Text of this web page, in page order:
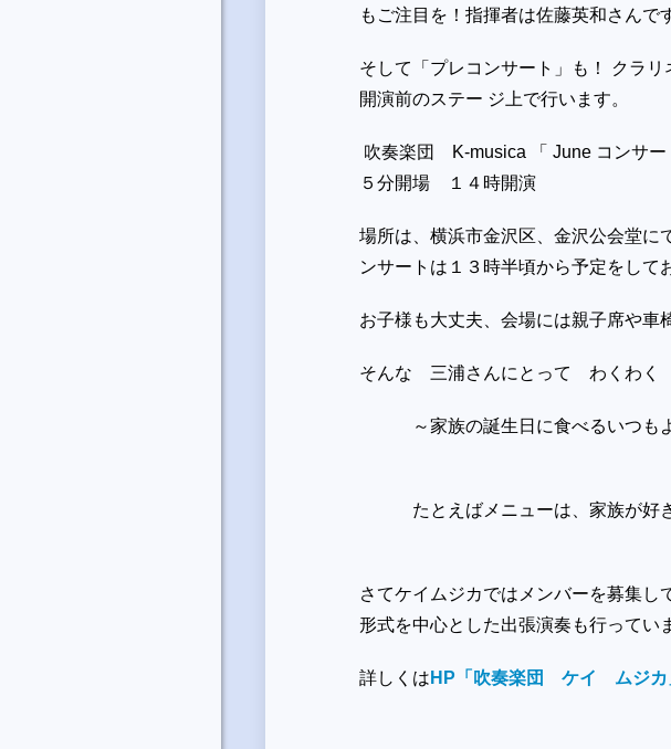
もご注目を！指揮者は佐藤英和さんで
そして「プレコンサート」も！ クラ
開演前のステー ジ上で行います。
吹奏楽団 K-musica 「 June コンサー
５分開場 １４時開演
場所は、横浜市金沢区、金沢公会堂に
ンサートは１３時半頃から予定を
お子様も大丈夫、会場には親子席や車
そんな 三浦さんにとって わくわく
～家族の誕生日に食べるいつもよ
たとえばメニューは、家族が好き
さてケイムジカではメンバーを募集
形式を中心とした出張演奏も行って
詳しくは HP「吹奏楽団 ケイ ムジカ